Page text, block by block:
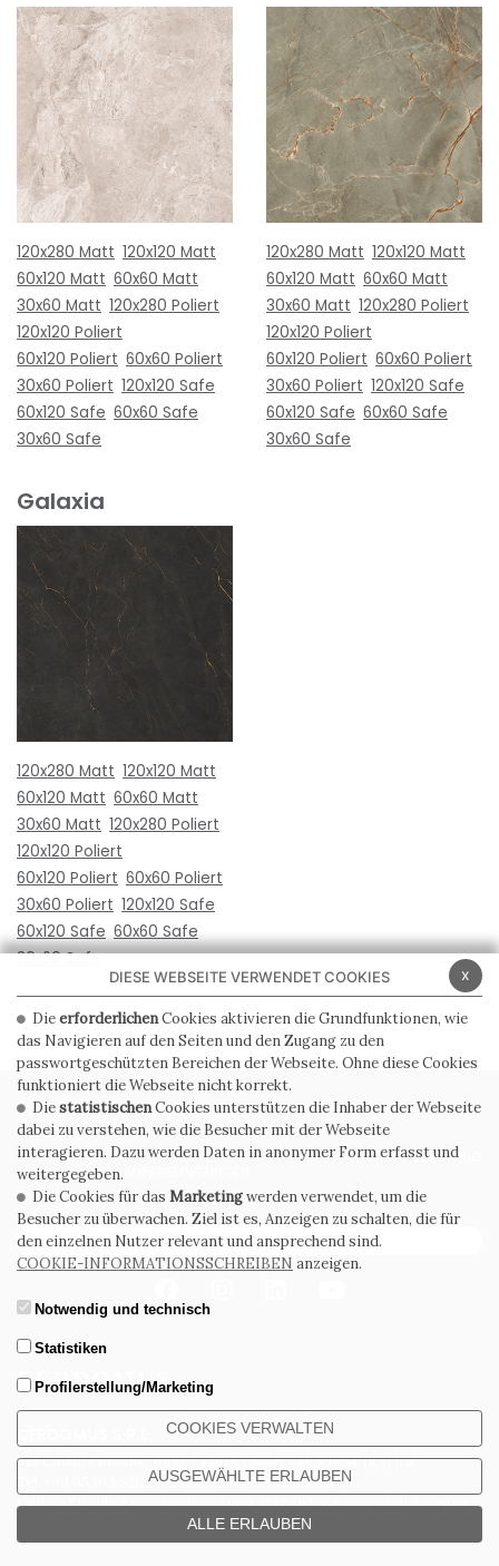
120x280 Matt 120x120 Matt
60x120 Matt 60x60 Matt
30x60 Matt 120x280 Poliert
120x120 Poliert
60x120 Poliert 60x60 Poliert
30x60 Poliert 120x120 Safe
60x120 Safe 60x60 Safe
30x60 Safe
120x280 Matt 120x120 Matt
60x120 Matt 60x60 Matt
30x60 Matt 120x280 Poliert
120x120 Poliert
60x120 Poliert 60x60 Poliert
30x60 Poliert 120x120 Safe
60x120 Safe 60x60 Safe
30x60 Safe
Galaxia
120x280 Matt 120x120 Matt
60x120 Matt 60x60 Matt
30x60 Matt 120x280 Poliert
120x120 Poliert
60x120 Poliert 60x60 Poliert
30x60 Poliert 120x120 Safe
60x120 Safe 60x60 Safe
30x60 Safe
Via Emilia Ponente, 1000 - 48014 Castel Bolognese (RA) Italy
Tel. +39.0546.652111 - Email: info@cerdomus.com
Codice Fiscale e numero iscrizione al registro imprese di Ravenna
02620780391 - REA RA 217992 - Capitale Sociale Euro 20.000.000 i.v.
PRIVACY POLICY COOKIE POLICY
ALLGEMEINE
VERKAUFSBEDINGUNGEN
WHISTLEBLOWING
ABONNIEREN SIE DEN NEWSLETTER
x
DIESE WEBSEITE VERWENDET COOKIES
DieerforderlichenCookies aktivieren die Grundfunktionen, wie
das Navigieren auf den Seiten und den Zugang zu den
passwortgeschützten Bereichen der Webseite. Ohne diese Cookies
funktioniert die Webseite nicht korrekt.
DiestatistischenCookies unterstützen die Inhaber der Webseite
dabei zu verstehen, wie die Besucher mit der Webseite
interagieren. Dazu werden Daten in anonymer Form erfasst und
weitergegeben.
Die Cookies für das Marketingwerden verwendet, um die
Besucher zu überwachen. Ziel ist es, Anzeigen zu schalten, die für
den einzelnen Nutzer relevant und ansprechend sind.
COOKIE-INFORMATIONSSCHREIBEN anzeigen.
Notwendig und technisch
Statistiken
Profilerstellung/Marketing
COOKIES VERWALTEN
AUSGEWÄHLTE ERLAUBEN
ALLE ERLAUBEN